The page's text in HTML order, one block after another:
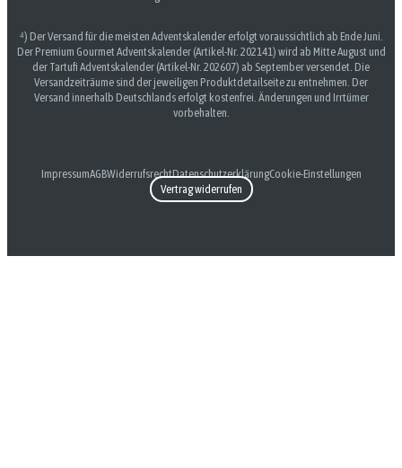
⁴) Der Versand für die meisten Adventskalender erfolgt voraussichtlich ab Ende Juni.
Der Premium Gourmet Adventskalender (Artikel-Nr. 202141) wird ab Mitte August und
der Tartufi Adventskalender (Artikel-Nr. 202607) ab September versendet. Die
Versandzeiträume sind der jeweiligen Produktdetailseite zu entnehmen. Der
Versand innerhalb Deutschlands erfolgt kostenfrei. Änderungen und Irrtümer
vorbehalten.
ImpressumAGBWiderrufsrechtDatenschutzerklärungCookie-Einstellungen
Vertrag widerrufen